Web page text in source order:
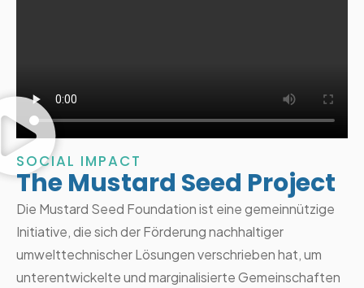
SOCIAL IMPACT
The Mustard Seed Project
Die Mustard Seed Foundation ist eine gemeinnützige
Initiative, die sich der Förderung nachhaltiger
umwelttechnischer Lösungen verschrieben hat, um
unterentwickelte und marginalisierte Gemeinschaften